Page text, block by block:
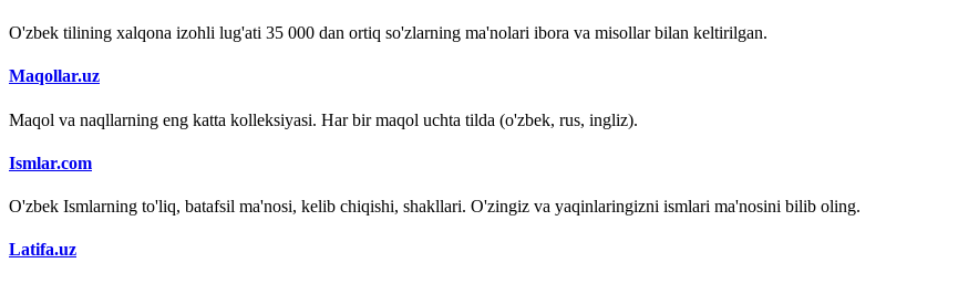
O'zbek tilining xalqona izohli lug'ati 35 000 dan ortiq so'zlarning ma'nolari ibora va misollar bilan keltirilgan.
Maqollar.uz
Maqol va naqllarning eng katta kolleksiyasi. Har bir maqol uchta tilda (o'zbek, rus, ingliz).
Ismlar.com
O'zbek Ismlarning to'liq, batafsil ma'nosi, kelib chiqishi, shakllari. O'zingiz va yaqinlaringizni ismlari ma'nosini bilib oling.
Latifa.uz